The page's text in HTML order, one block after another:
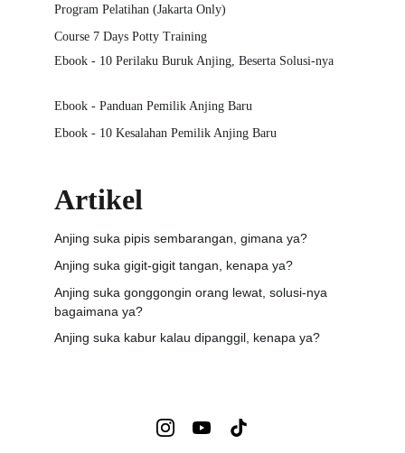
Artikel
Course 7 Days Potty Training
Ebook - 10 Kesalahan Pemilik Anjing Baru
Ebook - 10 Perilaku Buruk Anjing, Beserta Solusi-nya
Ebook - Panduan Pemilik Anjing Baru
Anjing suka pipis sembarangan, gimana ya?
Anjing suka gigit-gigit tangan, kenapa ya?
Anjing suka kabur kalau dipanggil, kenapa ya?
Anjing suka gonggongin orang lewat, solusi-nya
bagaimana ya?
Program Pelatihan (Jakarta Only)